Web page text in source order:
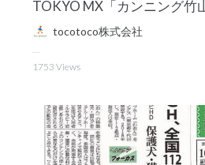
tocotoco株式会社
1753 Views